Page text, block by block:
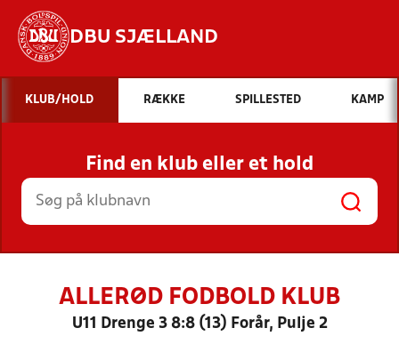
DBU SJÆLLAND
Hvad vil du søge efter?
INDHOLD OG NYHEDER
STILLINGER, RESULTATER, KLUBBER OG
HOLD
KLUB/HOLD RÆKKE SPILLESTED KAMP
Find en klub eller et hold
ALLERØD FODBOLD KLUB
U11 Drenge 3 8:8 (13) Forår, Pulje 2